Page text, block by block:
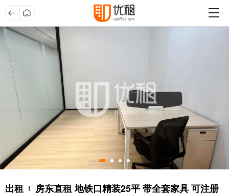
出租
房东直租 地铁口精装25平 带全套家具 可注册